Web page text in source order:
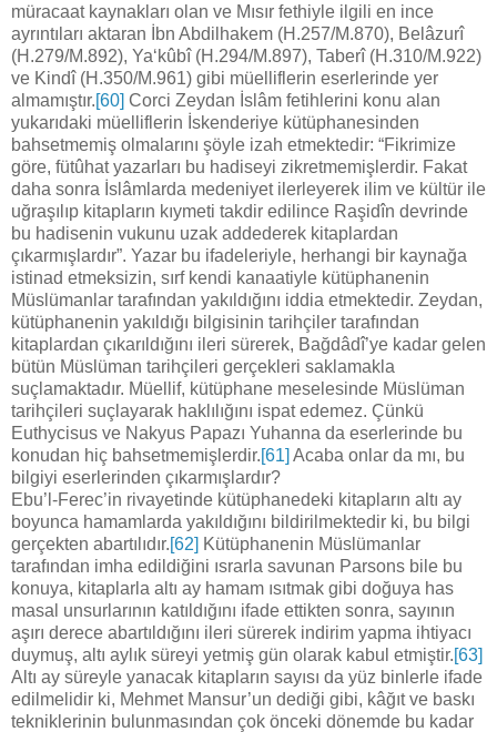
müracaat kaynakları olan ve Mısır fethiyle ilgili en ince
ayrıntıları aktaran İbn Abdilhakem (H.257/M.870), Belâzurî
(H.279/M.892), Ya‘kûbî (H.294/M.897), Taberî (H.310/M.922)
ve Kindî (H.350/M.961) gibi müelliflerin eserlerinde yer
almamıştır.[60] Corci Zeydan İslâm fetihlerini konu alan
yukarıdaki müelliflerin İskenderiye kütüphanesinden
bahsetmemiş olmalarını şöyle izah etmektedir: “Fikrimize
göre, fütûhat yazarları bu hadiseyi zikretmemişlerdir. Fakat
daha sonra İslâmlarda medeniyet ilerleyerek ilim ve kültür ile
uğraşılıp kitapların kıymeti takdir edilince Raşidîn devrinde
bu hadisenin vukunu uzak addederek kitaplardan
çıkarmışlardır”. Yazar bu ifadeleriyle, herhangi bir kaynağa
istinad etmeksizin, sırf kendi kanaatiyle kütüphanenin
Müslümanlar tarafından yakıldığını iddia etmektedir. Zeydan,
kütüphanenin yakıldığı bilgisinin tarihçiler tarafından
kitaplardan çıkarıldığını ileri sürerek, Bağdâdî’ye kadar gelen
bütün Müslüman tarihçileri gerçekleri saklamakla
suçlamaktadır. Müellif, kütüphane meselesinde Müslüman
tarihçileri suçlayarak haklılığını ispat edemez. Çünkü
Euthycisus ve Nakyus Papazı Yuhanna da eserlerinde bu
konudan hiç bahsetmemişlerdir.[61] Acaba onlar da mı, bu
bilgiyi eserlerinden çıkarmışlardır?
Ebu’l-Ferec’in rivayetinde kütüphanedeki kitapların altı ay
boyunca hamamlarda yakıldığını bildirilmektedir ki, bu bilgi
gerçekten abartılıdır.[62] Kütüphanenin Müslümanlar
tarafından imha edildiğini ısrarla savunan Parsons bile bu
konuya, kitaplarla altı ay hamam ısıtmak gibi doğuya has
masal unsurlarının katıldığını ifade ettikten sonra, sayının
aşırı derece abartıldığını ileri sürerek indirim yapma ihtiyacı
duymuş, altı aylık süreyi yetmiş gün olarak kabul etmiştir.[63]
Altı ay süreyle yanacak kitapların sayısı da yüz binlerle ifade
edilmelidir ki, Mehmet Mansur’un dediği gibi, kâğıt ve baskı
tekniklerinin bulunmasından çok önceki dönemde bu kadar